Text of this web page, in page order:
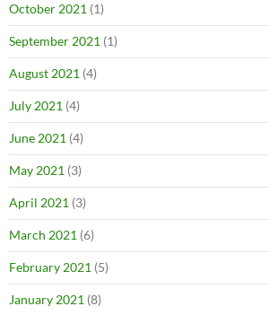
October 2021 (1)
September 2021 (1)
August 2021 (4)
July 2021 (4)
June 2021 (4)
May 2021 (3)
April 2021 (3)
March 2021 (6)
February 2021 (5)
January 2021 (8)